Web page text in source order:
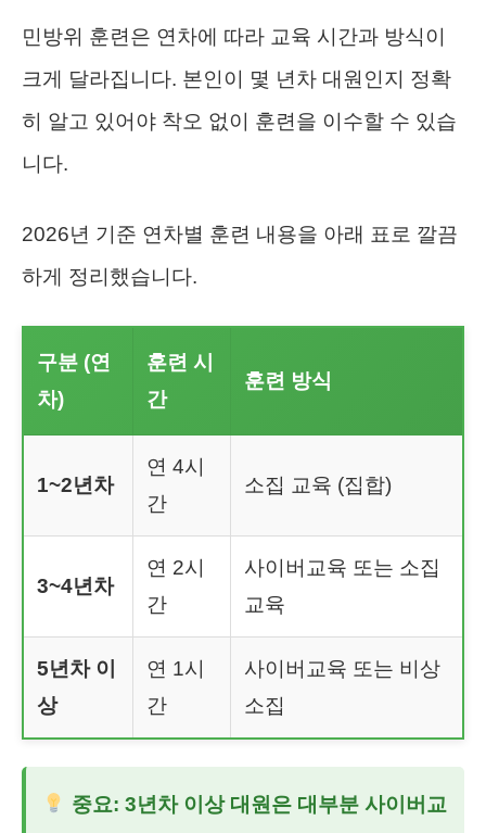
민방위 훈련은 연차에 따라 교육 시간과 방식이
크게 달라집니다. 본인이 몇 년차 대원인지 정확
히 알고 있어야 착오 없이 훈련을 이수할 수 있습
니다.
2026년 기준 연차별 훈련 내용을 아래 표로 깔끔
하게 정리했습니다.
구분 (연
차)
훈련 시
간
훈련 방식
1~2년차
연 4시
간
소집 교육 (집합)
3~4년차
연 2시
간
사이버교육 또는 소집
교육
5년차 이
상
연 1시
간
사이버교육 또는 비상
소집
중요: 3년차 이상 대원은 대부분 사이버교